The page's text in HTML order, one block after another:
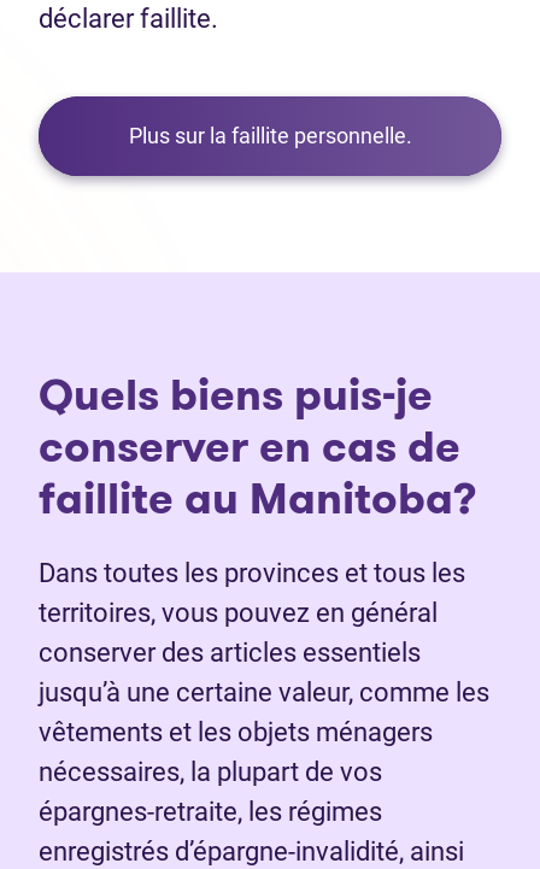
déclarer faillite.
Plus sur la faillite personnelle.
Quels biens puis-je
conserver en cas de
faillite au Manitoba?
Dans toutes les provinces et tous les
territoires, vous pouvez en général
conserver des articles essentiels
jusqu’à une certaine valeur, comme les
vêtements et les objets ménagers
nécessaires, la plupart de vos
épargnes-retraite, les régimes
enregistrés d’épargne-invalidité, ainsi